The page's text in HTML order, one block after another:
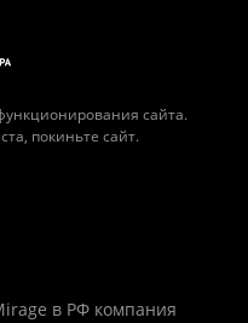
сайта.
покиньте сайт.
в РФ компания